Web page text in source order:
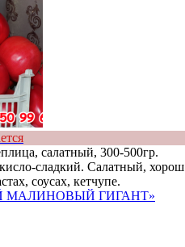
салатный, 300-500гр.
сладкий. Салатный, хорош
соусах, кетчупе.
МАЛИНОВЫЙ ГИГАНТ»